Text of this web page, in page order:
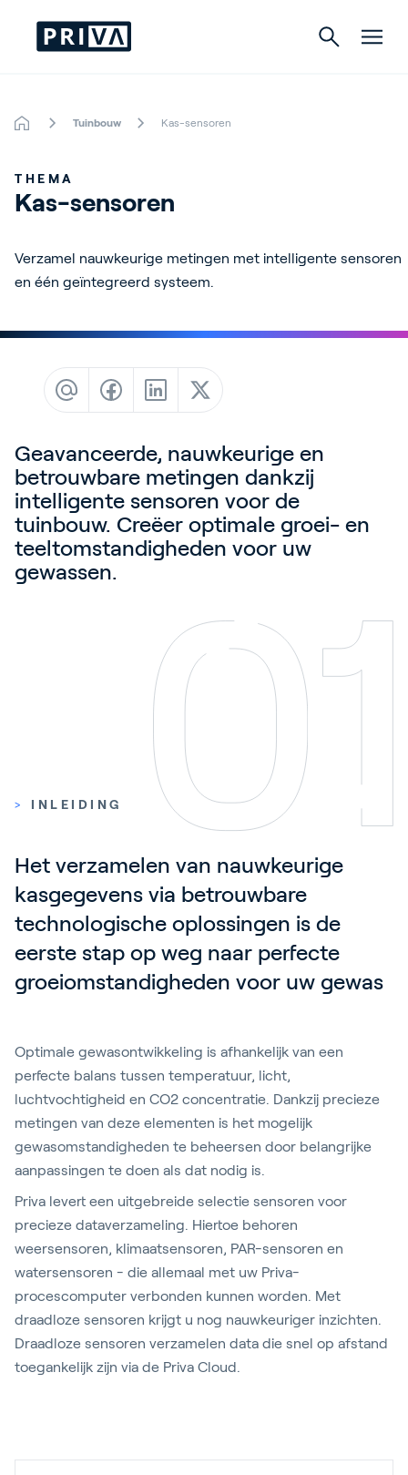
Tuinbouw
Energy Solutions
Careers
Blog
Customer Stories
Events
Service and Support
Nederlands
Tuinbouw Kas-sensoren
THEMA
Kas-sensoren
Verzamel nauwkeurige metingen met intelligente sensoren
en één geïntegreerd systeem.
Geavanceerde, nauwkeurige en
betrouwbare metingen dankzij
intelligente sensoren voor de
tuinbouw. Creëer optimale groei- en
teeltomstandigheden voor uw
gewassen.
> INLEIDING
Het verzamelen van nauwkeurige
kasgegevens via betrouwbare
technologische oplossingen is de
eerste stap op weg naar perfecte
groeiomstandigheden voor uw gewas
Optimale gewasontwikkeling is afhankelijk van een
perfecte balans tussen temperatuur, licht,
luchtvochtigheid en CO2 concentratie. Dankzij precieze
metingen van deze elementen is het mogelijk
gewasomstandigheden te beheersen door belangrijke
aanpassingen te doen als dat nodig is.
Priva levert een uitgebreide selectie sensoren voor
precieze dataverzameling. Hiertoe behoren
weersensoren, klimaatsensoren, PAR-sensoren en
watersensoren - die allemaal met uw Priva-
procescomputer verbonden kunnen worden. Met
draadloze sensoren krijgt u nog nauwkeuriger inzichten.
Draadloze sensoren verzamelen data die snel op afstand
toegankelijk zijn via de Priva Cloud.